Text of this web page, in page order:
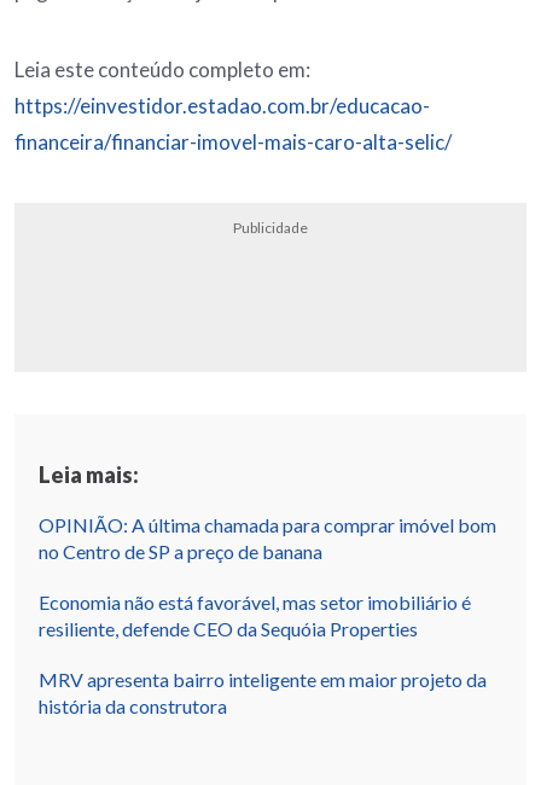
Leia este conteúdo completo em:
https://einvestidor.estadao.com.br/educacao-
financeira/financiar-imovel-mais-caro-alta-selic/
Publicidade
Leia mais:
OPINIÃO: A última chamada para comprar imóvel bom
no Centro de SP a preço de banana
Economia não está favorável, mas setor imobiliário é
resiliente, defende CEO da Sequóia Properties
MRV apresenta bairro inteligente em maior projeto da
história da construtora